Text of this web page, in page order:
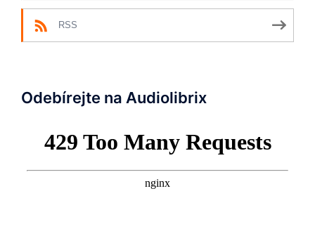
RSS
Odebírejte na Audiolibrix